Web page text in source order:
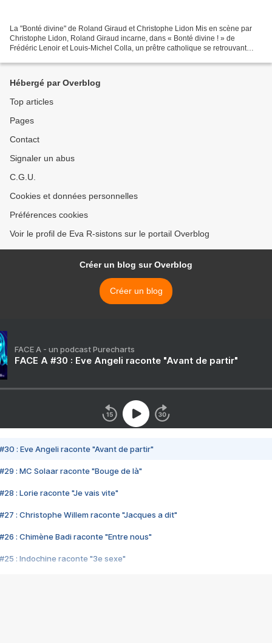
La "Bonté divine" de Roland Giraud et Christophe Lidon Mis en scène par
Christophe Lidon, Roland Giraud incarne, dans « Bonté divine ! » de
Frédéric Lenoir et Louis-Michel Colla, un prêtre catholique se retrouvant
Hébergé par Overblog
Top articles
Pages
Contact
Signaler un abus
C.G.U.
Cookies et données personnelles
Préférences cookies
Voir le profil de Eva R-sistons sur le portail Overblog
Créer un blog sur Overblog
Créer un blog
FACE A - un podcast Purecharts
FACE A #30 : Eve Angeli raconte "Avant de partir"
#30 : Eve Angeli raconte "Avant de partir"
#29 : MC Solaar raconte "Bouge de là"
#28 : Lorie raconte "Je vais vite"
#27 : Christophe Willem raconte "Jacques a dit"
#26 : Chimène Badi raconte "Entre nous"
#25 : Indochine raconte "3e sexe"